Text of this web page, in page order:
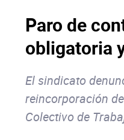
Paro de
obligatoria
El sindicato
reincorporación
Colectivo de